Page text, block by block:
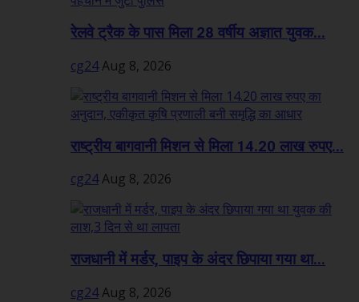
रेलवे ट्रैक के पास मिला 28 वर्षीय अज्ञात युवक...
cg24Aug 8, 2026
राष्ट्रीय बागवानी मिशन से मिला 14.20 लाख रुपए...
cg24Aug 8, 2026
राजधानी में मर्डर, पाइप के अंदर छिपाया गया था...
cg24Aug 8, 2026